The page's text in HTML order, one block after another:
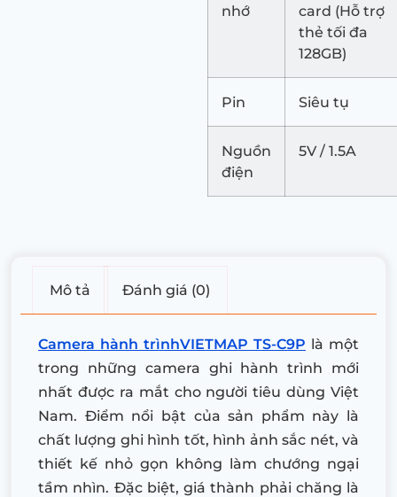
nhớ
card (Hỗ trợ
thẻ tối đa
128GB)
Pin Siêu tụ
Nguồn
điện
5V / 1.5A
Mô tả Đánh giá (0)
Camera hành trìnhVIETMAP TS-C9P là một
trong những camera ghi hành trình mới
nhất được ra mắt cho người tiêu dùng Việt
Nam. Điểm nổi bật của sản phẩm này là
chất lượng ghi hình tốt, hình ảnh sắc nét, và
thiết kế nhỏ gọn không làm chướng ngại
tầm nhìn. Đặc biệt, giá thành phải chăng là